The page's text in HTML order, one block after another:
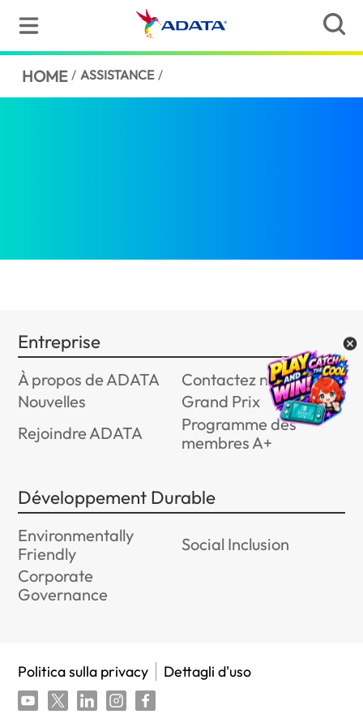
HOME / ASSISTANCE /
Entreprise
À propos de ADATA
Contactez nous
Nouvelles
Grand Prix
Rejoindre ADATA
Programme des
membres A+
Développement Durable
Environmentally
Friendly
Social Inclusion
Corporate
Governance
Politica sulla privacy Dettagli d'uso